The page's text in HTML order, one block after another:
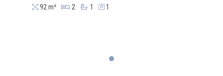
92 m² 2 1 1